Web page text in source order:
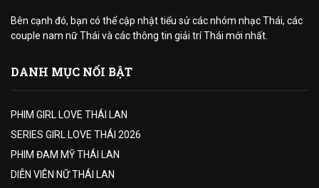
Bên cạnh đó, bạn có thể cập nhật tiểu sử các nhóm nhạc Thái, các
couple nam nữ Thái và các thông tin giải trí Thái mới nhất.
DANH MỤC NỔI BẬT
PHIM GIRL LOVE THÁI LAN
SERIES GIRL LOVE THÁI 2026
PHIM ĐAM MỸ THÁI LAN
DIỄN VIÊN NỮ THÁI LAN